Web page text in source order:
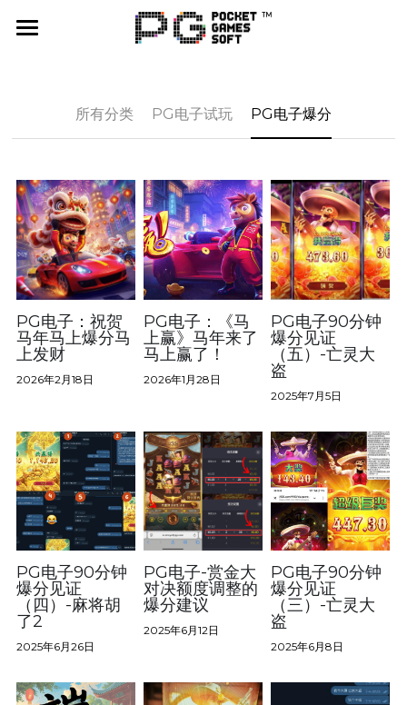
游戏试玩
合作平台
活动联系
最新消息
公司
社群媒体
所有分类 PG电子试玩 PG电子爆分
PG电子：祝贺
马年马上爆分马
上发财
2026年2月18日
PG电子：《马
上赢》马年来了
马上赢了！
2026年1月28日
PG电子90分钟
爆分见证
（五）-亡灵大
盗
2025年7月5日
PG电子90分钟
爆分见证
（四）-麻将胡
了2
2025年6月26日
PG电子-赏金大
对决额度调整的
爆分建议
2025年6月12日
PG电子90分钟
爆分见证
（三）-亡灵大
盗
2025年6月8日